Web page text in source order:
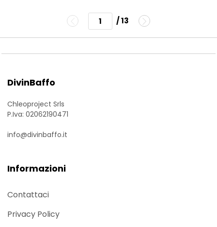
/ 13
DivinBaffo
Chleoproject Srls
P.Iva: 02062190471
info@divinbaffo.it
Informazioni
Contattaci
Privacy Policy